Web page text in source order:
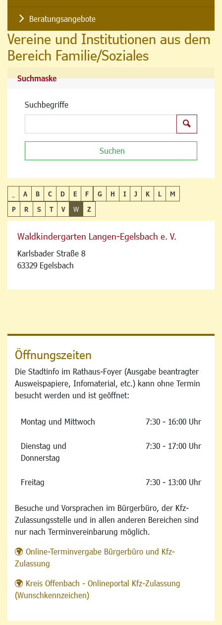
Beratungsangebote
Vereine und Institutionen aus dem
Bereich Familie/Soziales
Suchmaske
Suchbegriffe
Suchen
A B C D E F G H I J K L
M
P
R S T V W Z
Waldkindergarten Langen-Egelsbach e. V.
Karlsbader Straße 8
63329 Egelsbach
Öffnungszeiten
Die Stadtinfo im Rathaus-Foyer (Ausgabe beantragter
Ausweispapiere, Infomaterial, etc.) kann ohne Termin
besucht werden und ist geöffnet:
Montag und Mittwoch 7:30 - 16:00 Uhr
Dienstag und
Donnerstag
7:30 - 17:00 Uhr
Freitag 7:30 - 13:00 Uhr
Besuche und Vorsprachen im Bürgerbüro, der Kfz-
Zulassungsstelle und in allen anderen Bereichen sind
nur nach Terminvereinbarung möglich.
Online-Terminvergabe Bürgerbüro und Kfz-
Zulassung
Kreis Offenbach - Onlineportal Kfz-Zulassung
(Wunschkennzeichen)